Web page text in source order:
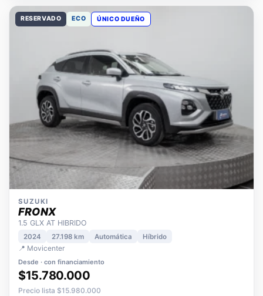
RESERVADO ECO
SUZUKI
FRONX
1.5 GLX AT HIBRIDO
2024 27.198 km
📍 Movicenter
Desde · con financiamiento
$15.780.000